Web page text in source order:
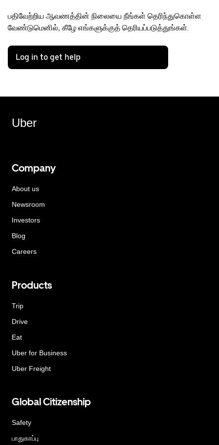
பதிவேற்றிய ஆவணத்தின் நிலையை நீங்கள் தெரிந்துகொள்ள
வேண்டுமெனில், கீழே எங்களுக்குத் தெரியப்படுத்துங்கள்.
Log in to get help
Uber
Company
About us
Newsroom
Investors
Blog
Careers
Products
Trip
Drive
Eat
Uber for Business
Uber Freight
Global Citizenship
Safety
பாதுகாப்பு